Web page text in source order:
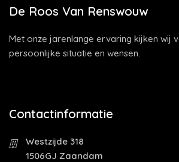
De Roos Van Renswouw
Met onze jarenlange ervaring kijken wij
persoonlijke situatie en wensen.
Contactinformatie
Westzijde 318
1506GJ Zaandam